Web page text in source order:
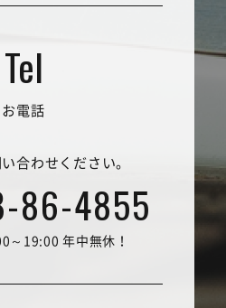
お電話
合わせください。
86-4855
～19:00 年中無休！